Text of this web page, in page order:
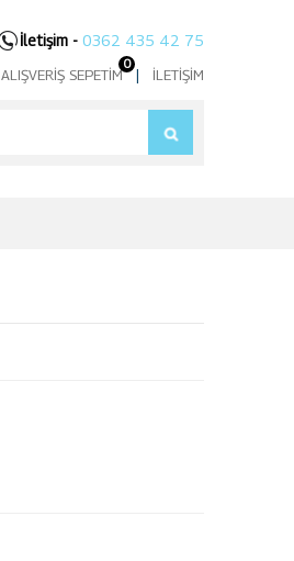
ALIŞVERIŞ SEPETIM| İLETIŞIM
İletişim - 0362 435 42 75
0